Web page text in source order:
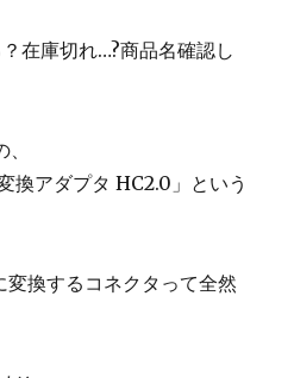
在庫切れ…?商品名確認し
、
換アダプタ HC2.0」という
換するコネクタって全然